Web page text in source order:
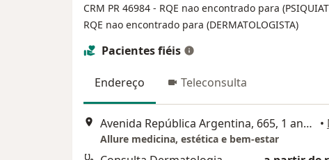
CRM PR 46984 - RQE nao encontrado para
RQE nao encontrado para (DERMATOLOGISTA)
Pacientes fiéis
Endereço Teleconsulta
Avenida República Argentina, 665, 1 andar, Sala 107, Àgua Verde, Edifício Curitibano Offices, Curitiba •
Allure medicina, estética e bem-estar